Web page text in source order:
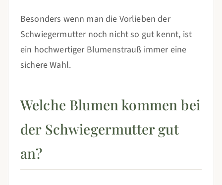
Besonders wenn man die Vorlieben der
Schwiegermutter noch nicht so gut kennt, ist
ein hochwertiger Blumenstrauß immer eine
sichere Wahl.
Welche Blumen kommen bei
der Schwiegermutter gut
an?